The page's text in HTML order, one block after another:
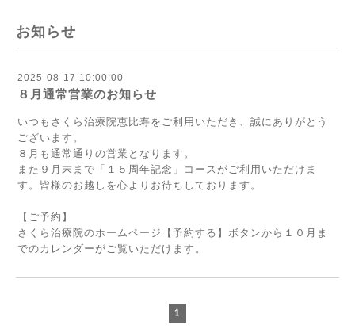
お知らせ
2025-08-17 10:00:00
８月通常営業のお知らせ
いつもさくら治療院恵比寿をご利用いただき、誠にありがとう
ございます。
８月も通常通りの営業となります。
また９月末まで「１５周年記念」コースがご利用いただけま
す。皆様のお越しを心よりお待ちしております。
【ご予約】
さくら治療院のホームページ【予約する】ボタンから１０月ま
でのカレンダーがご覧いただけます。
1